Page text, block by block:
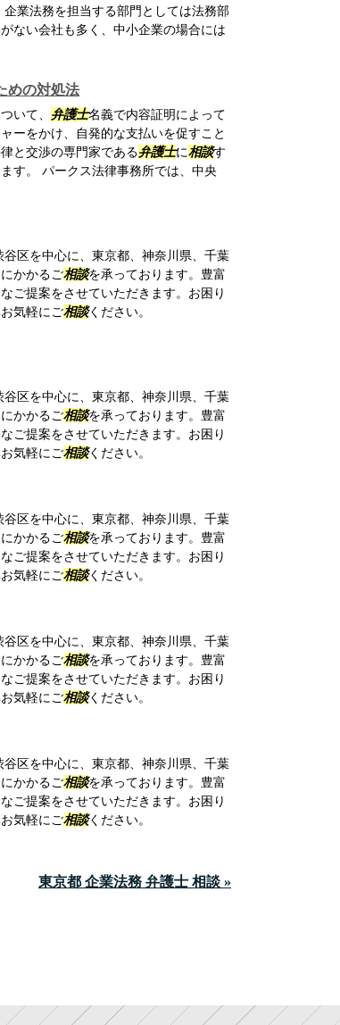
業法務を担当する部門としては法務部
ない会社も多く、中小企業の場合には
めの対処法
いて、 弁護士名義で内容証明によって
ーをかけ、自発的な支払いを促すこと
と交渉の専門家である弁護士に相談す
す。 パークス法律事務所では、中央
谷区を中心に、東京都、神奈川県、千葉
かかるご相談を承っております。豊富
ご提案をさせていただきます。お困り
気軽にご相談ください。
谷区を中心に、東京都、神奈川県、千葉
かかるご相談を承っております。豊富
ご提案をさせていただきます。お困り
気軽にご相談ください。
谷区を中心に、東京都、神奈川県、千葉
かかるご相談を承っております。豊富
ご提案をさせていただきます。お困り
気軽にご相談ください。
谷区を中心に、東京都、神奈川県、千葉
かかるご相談を承っております。豊富
ご提案をさせていただきます。お困り
気軽にご相談ください。
谷区を中心に、東京都、神奈川県、千葉
かかるご相談を承っております。豊富
ご提案をさせていただきます。お困り
気軽にご相談ください。
東京都 企業法務 弁護士 相談 »